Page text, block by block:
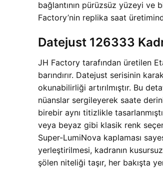
bağlantının pürüzsüz yüzeyi ve
Factory’nin replika saat
Datejust 126333
JH Factory tarafından üretilen
barındırır. Datejust serisinin
okunabilirliği artırılmıştır. Bu
nüanslar sergileyerek saate
birebir aynı titizlikle
veya beyaz gibi klasik renk
Super-LumiNova kaplaması
yerleştirilmesi, kadranın
şölen niteliği taşır, her bakışta